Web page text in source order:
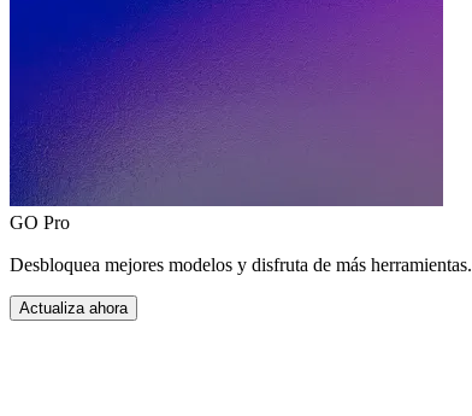
GO Pro
Desbloquea mejores modelos y disfruta de más herramientas.
Actualiza ahora